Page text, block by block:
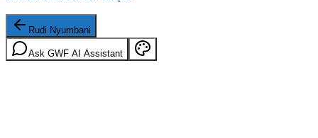
Rudi Nyumbani
Ask GWF AI Assistant